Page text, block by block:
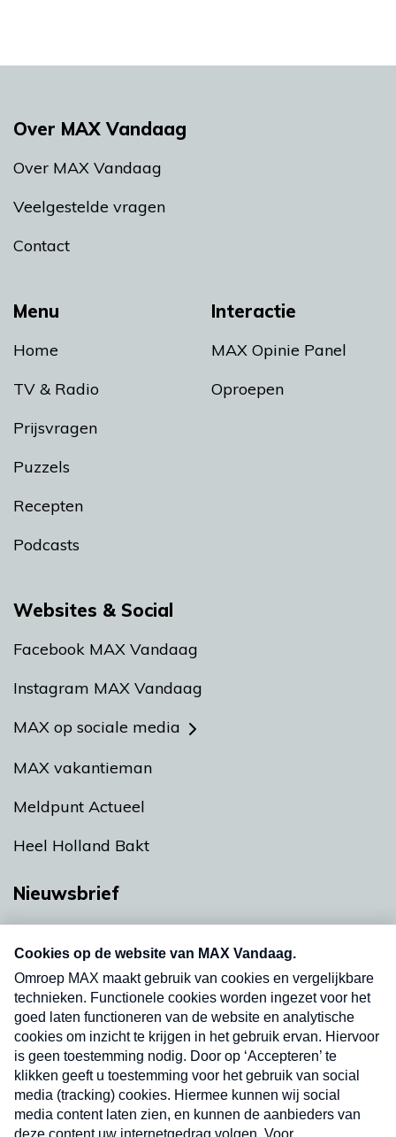
Menu
Home
TV & Radio
Prijsvragen
Puzzels
Recepten
Podcasts
Interactie
MAX Opinie Panel
Oproepen
Over MAX Vandaag
Over MAX Vandaag
Veelgestelde vragen
Contact
Websites & Social
Facebook MAX Vandaag
Instagram MAX Vandaag
MAX op sociale media
MAX vakantieman
Meldpunt Actueel
Heel Holland Bakt
Nieuwsbrief
nieuwsbrief. Elke vrijdag- en dinsdagochtend in
uw mailbox.
Verzend